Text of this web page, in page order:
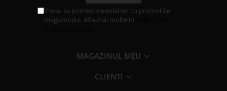
Vreau sa primesc newsletter cu promotiile
magazinului. Afla mai multe in
MAGAZINUL MEU
CLIENTI